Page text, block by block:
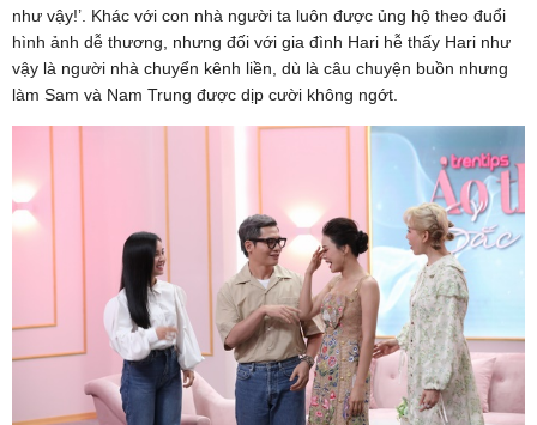
như vậy!’. Khác với con nhà người ta luôn được ủng hộ theo đuổi
hình ảnh dễ thương, nhưng đối với gia đình Hari hễ thấy Hari như
vậy là người nhà chuyển kênh liền, dù là câu chuyện buồn nhưng
làm Sam và Nam Trung được dịp cười không ngớt.